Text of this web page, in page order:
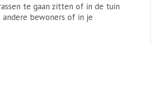
te gaan zitten of in de tuin
bewoners of in je